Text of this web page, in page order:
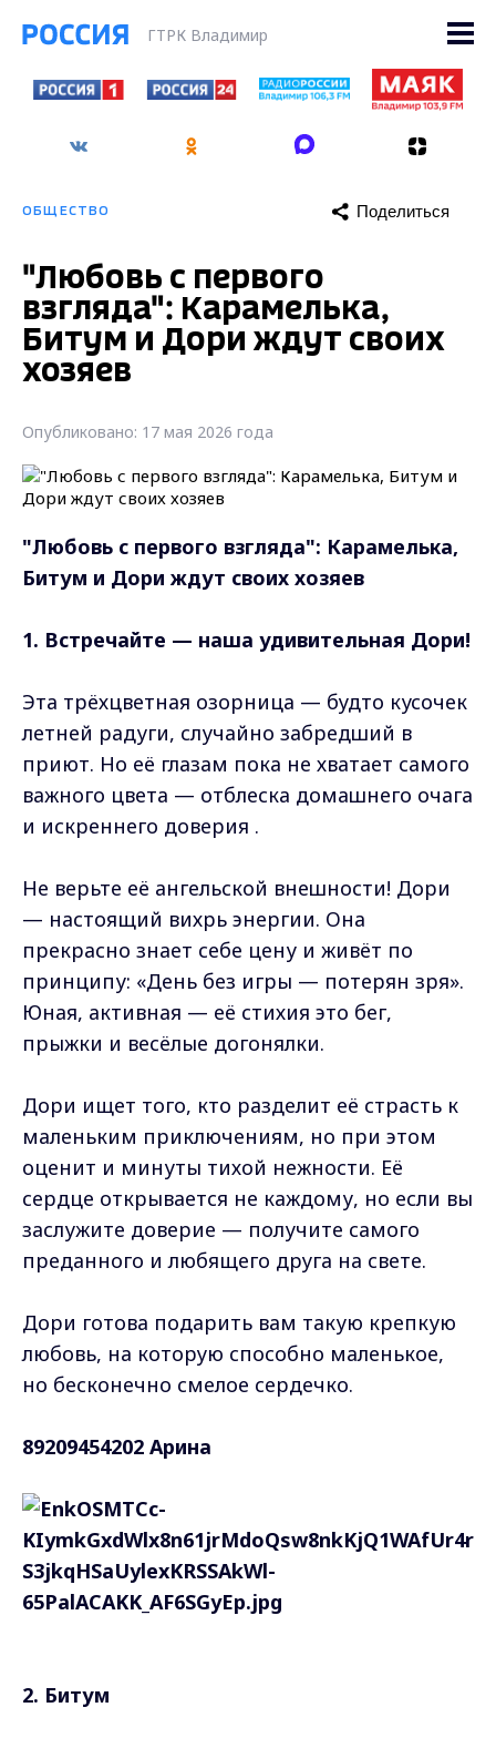
ГТРК Владимир
ОБЩЕСТВО Поделиться
"Любовь с первого
взгляда": Карамелька,
Битум и Дори ждут своих
хозяев
Опубликовано: 17 мая 2026 года
"Любовь с первого взгляда": Карамелька,
Битум и Дори ждут своих хозяев
1. Встречайте — наша удивительная Дори!
Эта трёхцветная озорница — будто кусочек
летней радуги, случайно забредший в
приют. Но её глазам пока не хватает самого
важного цвета — отблеска домашнего очага
и искреннего доверия .
Не верьте её ангельской внешности! Дори
— настоящий вихрь энергии. Она
прекрасно знает себе цену и живёт по
принципу: «День без игры — потерян зря».
Юная, активная — её стихия это бег,
прыжки и весёлые догонялки.
Дори ищет того, кто разделит её страсть к
маленьким приключениям, но при этом
оценит и минуты тихой нежности. Её
сердце открывается не каждому, но если вы
заслужите доверие — получите самого
преданного и любящего друга на свете.
Дори готова подарить вам такую крепкую
любовь, на которую способно маленькое,
но бесконечно смелое сердечко.
89209454202 Арина
2. Битум